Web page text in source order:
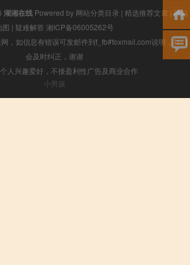
湖湘在线 Powered by 网站分类目录 | 精选推荐文章 |网站
图 | 疑难解答 湘ICP备06005262号
，如信息有错误可发邮件到f_fb#foxmail.com说明，我们
会及时纠正，谢谢
人兴趣爱好，不接盈利性广告及商业合作
小男孩